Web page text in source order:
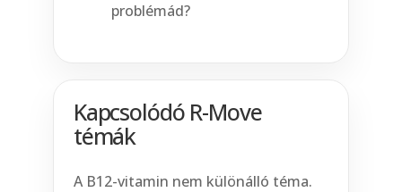
problémád?
Kapcsolódó R-Move
témák
A B12-vitamin nem különálló téma.